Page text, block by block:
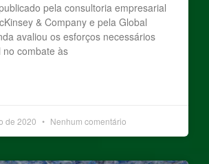
pela consultoria empresarial
& Company e pela Global
avaliou os esforços necessários
combate às
de 2020 Nenhum comentário